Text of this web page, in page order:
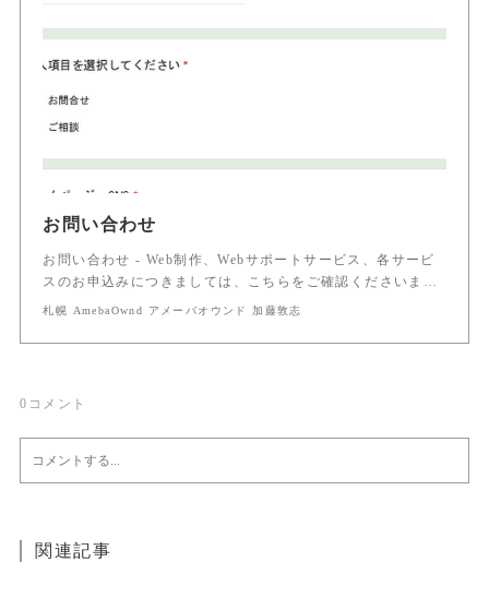
お問い合わせ
お問い合わせ - Web制作、Webサポートサービス、各サービ
スのお申込みにつきましては、こちらをご確認くださいま…
札幌 AmebaOwnd アメーバオウンド 加藤敦志
0 コメント
関連記事